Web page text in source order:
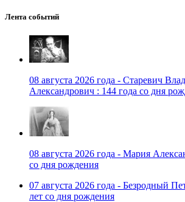
Лента событий
08 августа 2026 года - Старевич
Александрович : 144 года со дня
08 августа 2026 года - Мария
со дня рождения
07 августа 2026 года - Безродный
лет со дня рождения